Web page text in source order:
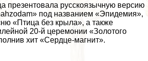
презентовала русскоязычную версию
под названием «Эпидемия»,
«Птица без крыла», а также
20-й церемонии «Золотого
хит «Сердце-магнит».